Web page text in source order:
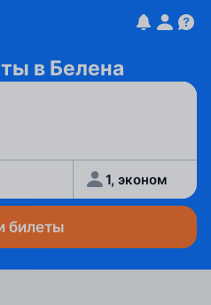
в Белена
1, эконом
билеты